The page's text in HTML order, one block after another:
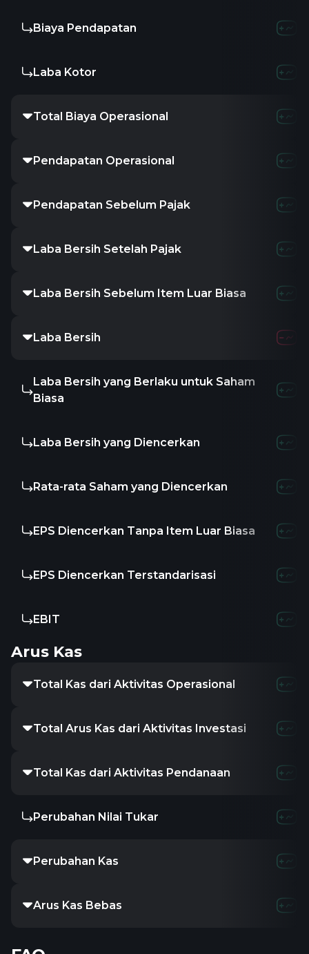
Biaya Pendapatan
Laba Kotor
Total Biaya Operasional
Pendapatan Operasional
Pendapatan Sebelum Pajak
Laba Bersih Setelah Pajak
Laba Bersih Sebelum Item Luar Biasa
Laba Bersih
Laba Bersih yang Berlaku untuk Saham
Biasa
Laba Bersih yang Diencerkan
Rata-rata Saham yang Diencerkan
EPS Diencerkan Tanpa Item Luar Biasa
EPS Diencerkan Terstandarisasi
EBIT
Arus Kas
Total Kas dari Aktivitas Operasional
Total Arus Kas dari Aktivitas Investasi
Total Kas dari Aktivitas Pendanaan
Perubahan Nilai Tukar
Perubahan Kas
Arus Kas Bebas